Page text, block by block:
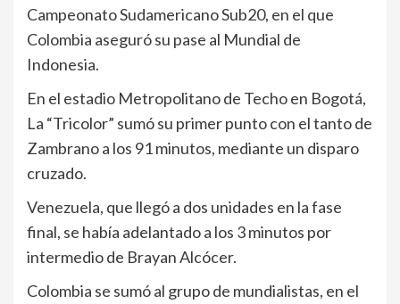
Campeonato Sudamericano Sub20, en el que
Colombia aseguró su pase al Mundial de
Indonesia.
En el estadio Metropolitano de Techo en Bogotá,
La “Tricolor” sumó su primer punto con el tanto de
Zambrano a los 91 minutos, mediante un disparo
cruzado.
Venezuela, que llegó a dos unidades en la fase
final, se había adelantado a los 3 minutos por
intermedio de Brayan Alcócer.
Colombia se sumó al grupo de mundialistas, en el